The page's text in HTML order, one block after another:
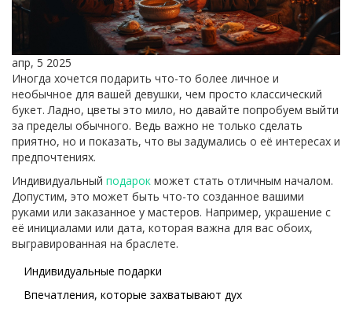
апр, 5 2025
Иногда хочется подарить что-то более личное и
необычное для вашей девушки, чем просто классический
букет. Ладно, цветы это мило, но давайте попробуем выйти
за пределы обычного. Ведь важно не только сделать
приятно, но и показать, что вы задумались о её интересах и
предпочтениях.
Индивидуальный подарок может стать отличным началом.
Допустим, это может быть что-то созданное вашими
руками или заказанное у мастеров. Например, украшение с
её инициалами или дата, которая важна для вас обоих,
выгравированная на браслете.
Индивидуальные подарки
Впечатления, которые захватывают дух